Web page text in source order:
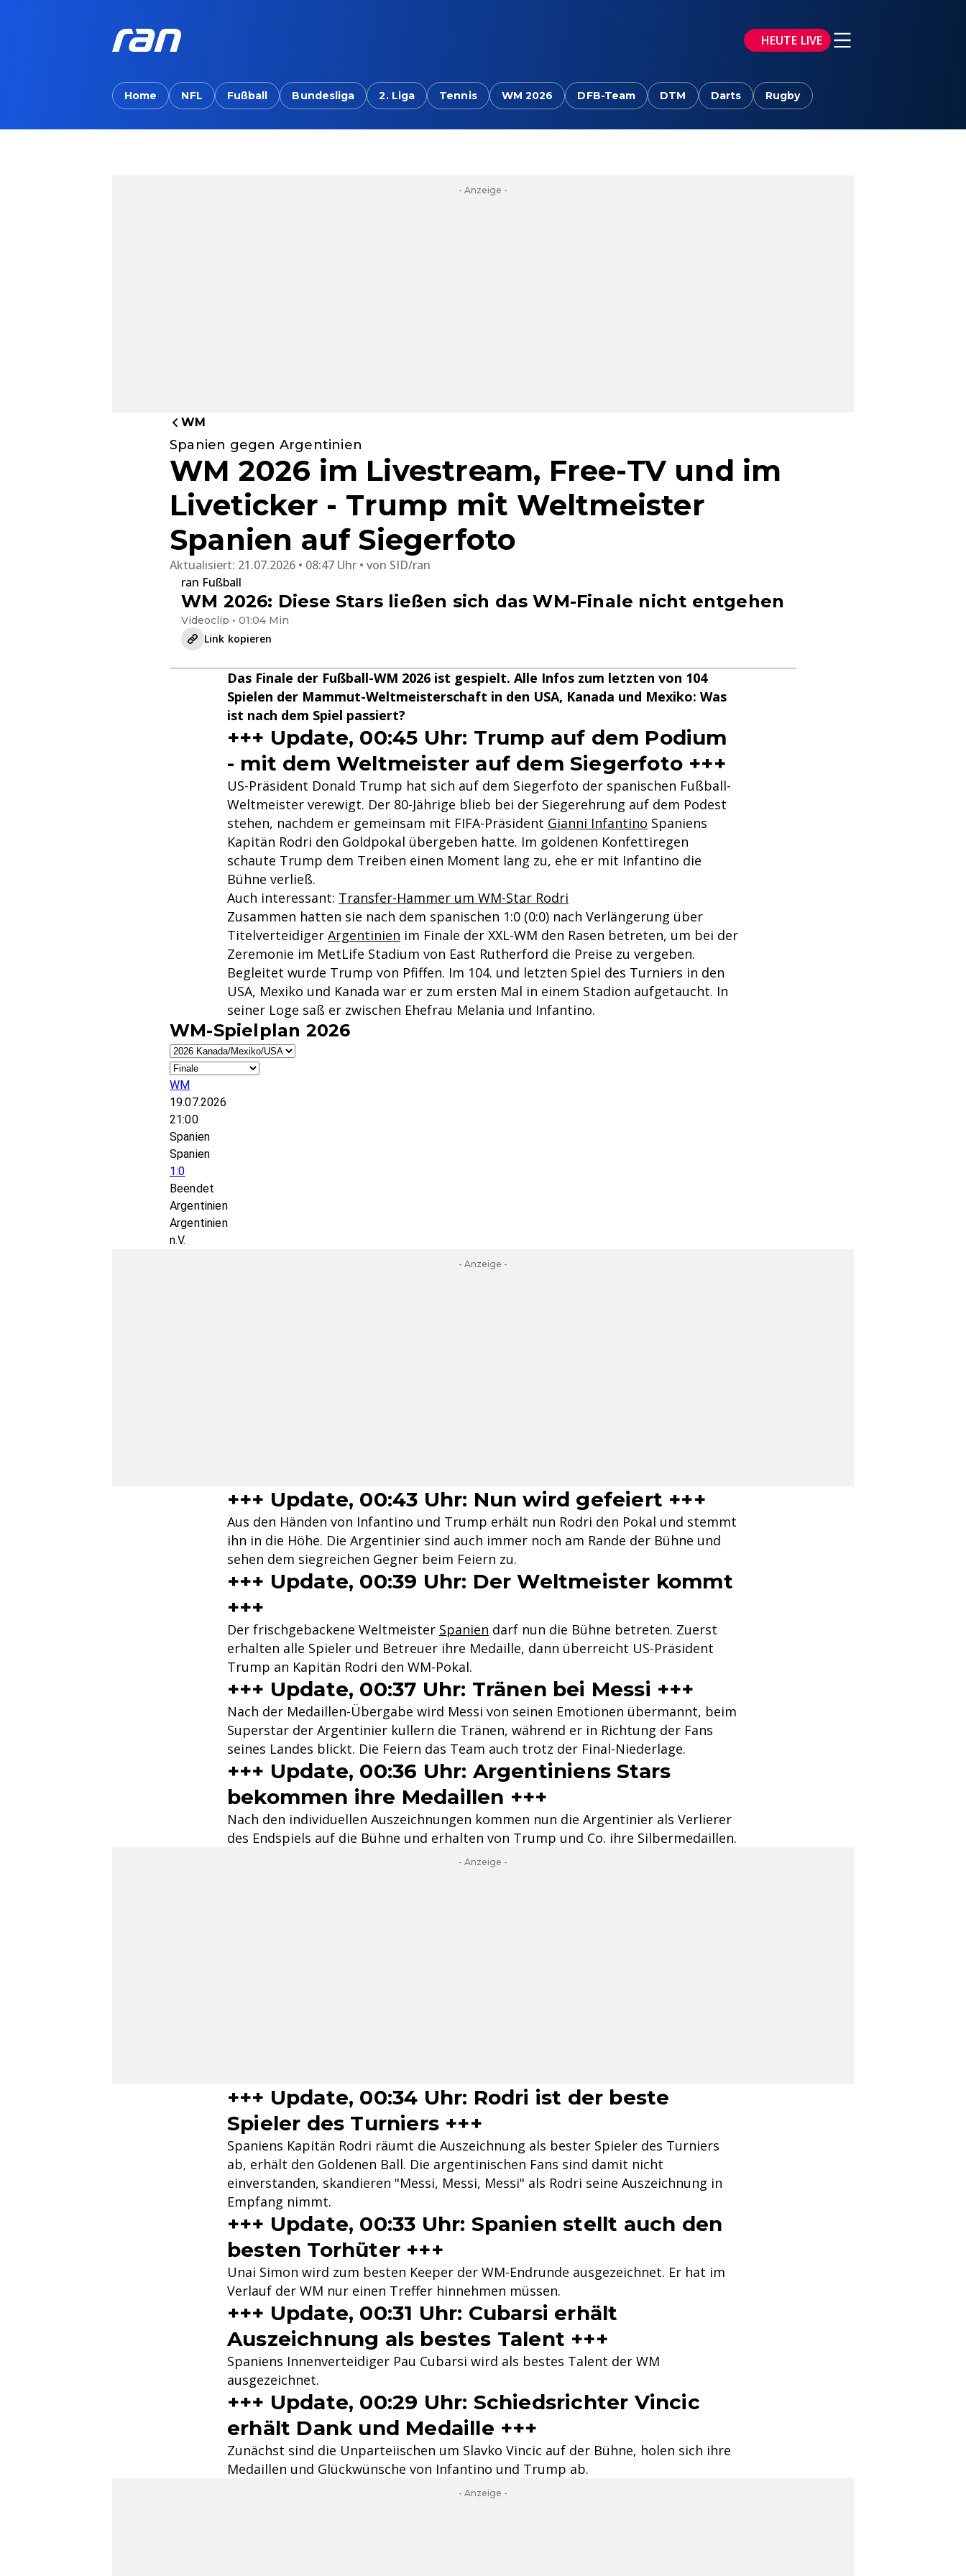
HEUTE LIVE
Home NFL Fußball Bundesliga 2. Liga Tennis WM 2026 DFB-Team DTM Darts Rugby
- Anzeige -
WM
Spanien gegen Argentinien
WM 2026 im Livestream, Free-TV und im
Liveticker - Trump mit Weltmeister
Spanien auf Siegerfoto
Aktualisiert: 21.07.2026 • 08:47 Uhr von SID/ran
ran Fußball
WM 2026: Diese Stars ließen sich das WM-Finale nicht entgehen
Videoclip • 01:04 Min
Link kopieren
Das Finale der Fußball-WM 2026 ist gespielt. Alle Infos zum letzten von 104
Spielen der Mammut-Weltmeisterschaft in den USA, Kanada und Mexiko: Was
ist nach dem Spiel passiert?
+++ Update, 00:45 Uhr: Trump auf dem Podium
- mit dem Weltmeister auf dem Siegerfoto +++
US-Präsident Donald Trump hat sich auf dem Siegerfoto der spanischen Fußball-
Weltmeister verewigt. Der 80-Jährige blieb bei der Siegerehrung auf dem Podest
stehen, nachdem er gemeinsam mit FIFA-Präsident Gianni Infantino Spaniens
Kapitän Rodri den Goldpokal übergeben hatte. Im goldenen Konfettiregen
schaute Trump dem Treiben einen Moment lang zu, ehe er mit Infantino die
Bühne verließ.
Auch interessant: Transfer-Hammer um WM-Star Rodri
Zusammen hatten sie nach dem spanischen 1:0 (0:0) nach Verlängerung über
Titelverteidiger Argentinien im Finale der XXL-WM den Rasen betreten, um bei der
Zeremonie im MetLife Stadium von East Rutherford die Preise zu vergeben.
Begleitet wurde Trump von Pfiffen. Im 104. und letzten Spiel des Turniers in den
USA, Mexiko und Kanada war er zum ersten Mal in einem Stadion aufgetaucht. In
seiner Loge saß er zwischen Ehefrau Melania und Infantino.
WM-Spielplan 2026
WM
19.07.2026
21:00
Spanien
Spanien
1:0
Beendet
Argentinien
Argentinien
n.V.
- Anzeige -
+++ Update, 00:43 Uhr: Nun wird gefeiert +++
Aus den Händen von Infantino und Trump erhält nun Rodri den Pokal und stemmt
ihn in die Höhe. Die Argentinier sind auch immer noch am Rande der Bühne und
sehen dem siegreichen Gegner beim Feiern zu.
+++ Update, 00:39 Uhr: Der Weltmeister kommt
+++
Der frischgebackene Weltmeister Spanien darf nun die Bühne betreten. Zuerst
erhalten alle Spieler und Betreuer ihre Medaille, dann überreicht US-Präsident
Trump an Kapitän Rodri den WM-Pokal.
+++ Update, 00:37 Uhr: Tränen bei Messi +++
Nach der Medaillen-Übergabe wird Messi von seinen Emotionen übermannt, beim
Superstar der Argentinier kullern die Tränen, während er in Richtung der Fans
seines Landes blickt. Die Feiern das Team auch trotz der Final-Niederlage.
+++ Update, 00:36 Uhr: Argentiniens Stars
bekommen ihre Medaillen +++
Nach den individuellen Auszeichnungen kommen nun die Argentinier als Verlierer
des Endspiels auf die Bühne und erhalten von Trump und Co. ihre Silbermedaillen.
- Anzeige -
+++ Update, 00:34 Uhr: Rodri ist der beste
Spieler des Turniers +++
Spaniens Kapitän Rodri räumt die Auszeichnung als bester Spieler des Turniers
ab, erhält den Goldenen Ball. Die argentinischen Fans sind damit nicht
einverstanden, skandieren "Messi, Messi, Messi" als Rodri seine Auszeichnung in
Empfang nimmt.
+++ Update, 00:33 Uhr: Spanien stellt auch den
besten Torhüter +++
Unai Simon wird zum besten Keeper der WM-Endrunde ausgezeichnet. Er hat im
Verlauf der WM nur einen Treffer hinnehmen müssen.
+++ Update, 00:31 Uhr: Cubarsi erhält
Auszeichnung als bestes Talent +++
Spaniens Innenverteidiger Pau Cubarsi wird als bestes Talent der WM
ausgezeichnet.
+++ Update, 00:29 Uhr: Schiedsrichter Vincic
erhält Dank und Medaille +++
Zunächst sind die Unparteiischen um Slavko Vincic auf der Bühne, holen sich ihre
Medaillen und Glückwünsche von Infantino und Trump ab.
- Anzeige -